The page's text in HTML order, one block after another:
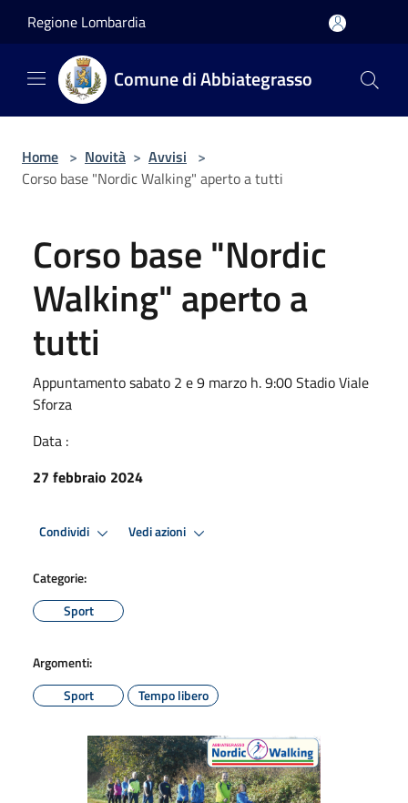
Regione Lombardia
Comune di Abbiategrasso
Home > Novità > Avvisi >
Corso base "Nordic Walking" aperto a tutti
Corso base "Nordic
Walking" aperto a
tutti
Appuntamento sabato 2 e 9 marzo h. 9:00 Stadio Viale
Sforza
Data :
27 febbraio 2024
Condividi Vedi azioni
Categorie:
Sport
Argomenti:
Sport
Tempo libero